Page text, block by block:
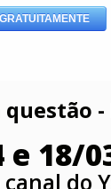
-
e 18/
canal do